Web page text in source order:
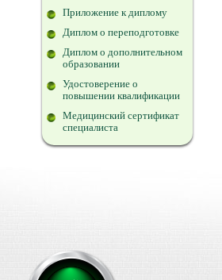
Приложение к диплому
Диплом о переподготовке
Диплом о дополнительном
образовании
Удостоверение о
повышении квалификации
Медицинский сертификат
специалиста